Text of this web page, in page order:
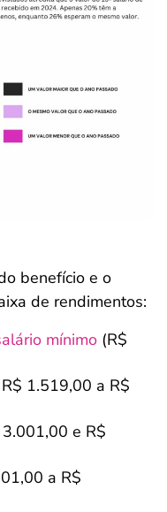
benefício e o
de rendimentos:
mínimo (R$
1.519,00 a R$
e R$
a R$